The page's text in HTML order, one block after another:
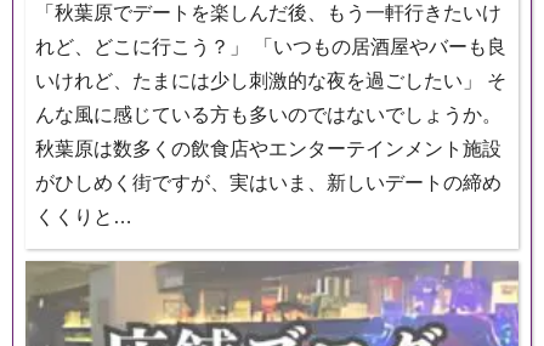
「秋葉原でデートを楽しんだ後、もう一軒行きたいけ
れど、どこに行こう？」 「いつもの居酒屋やバーも良
いけれど、たまには少し刺激的な夜を過ごしたい」 そ
んな風に感じている方も多いのではないでしょうか。
秋葉原は数多くの飲食店やエンターテインメント施設
がひしめく街ですが、実はいま、新しいデートの締め
くくりと…